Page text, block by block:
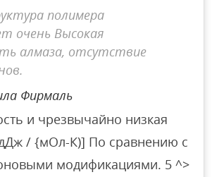
полимера
очень Высокая
алмаза, отсутствие
Фирмаль
и чрезвычайно низкая
/ {мОл-К)] По сравнению с
модификациями. 5 ^>